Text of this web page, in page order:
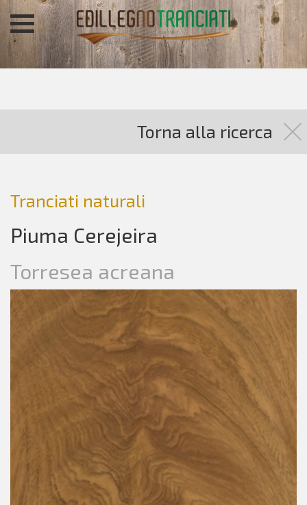
Torna alla ricerca
Tranciati naturali
Piuma Cerejeira
Torresea acreana